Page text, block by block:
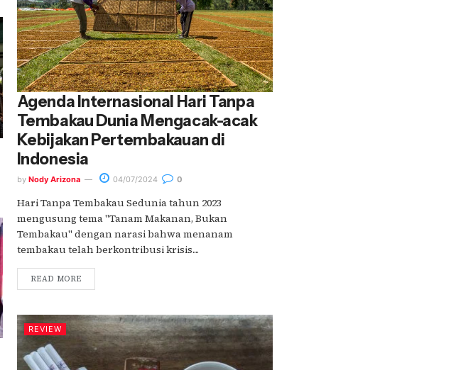
Agenda Internasional Hari Tanpa
Tembakau Dunia Mengacak-acak
Kebijakan Pertembakauan di
Indonesia
by Nody Arizona 04/07/2024 0
Hari Tanpa Tembakau Sedunia tahun 2023
mengusung tema "Tanam Makanan, Bukan
Tembakau" dengan narasi bahwa menanam
tembakau telah berkontribusi krisis....
READ MORE
REVIEW